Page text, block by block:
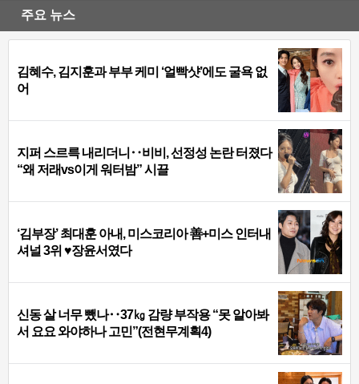
주요 뉴스
김혜수, 김지훈과 부부 케미 ‘얼빡샷’에도 굴욕 없
어
지퍼 스르륵 내리더니‥비비, 선정성 논란 터졌다
“왜 저래vs이게 워터밤” 시끌
‘김부장’ 최대훈 아내, 미스코리아 善+미스 인터내
셔널 3위 ♥장윤서였다
신동 살 너무 뺐나‥37㎏ 감량 부작용 “못 알아봐
서 요요 와야하나 고민”(전현무계획4)